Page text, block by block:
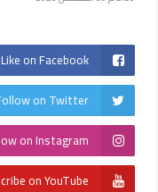
Like on Facebook
on Twitter
on Instagram
on YouTube